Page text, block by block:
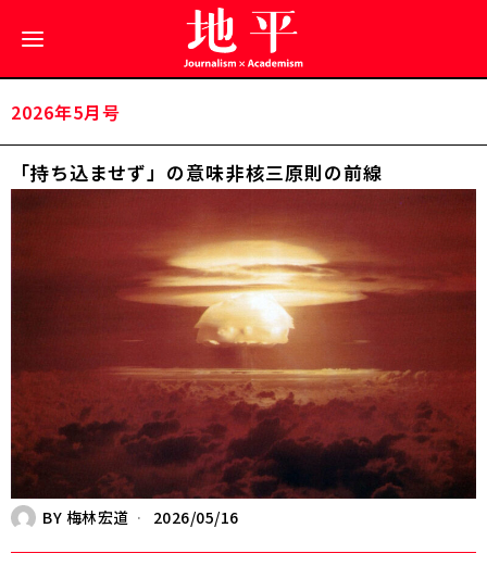
2026年5月号
「持ち込ませず」の意味――非核三原則の前線
BY 梅林宏道 2026/05/16